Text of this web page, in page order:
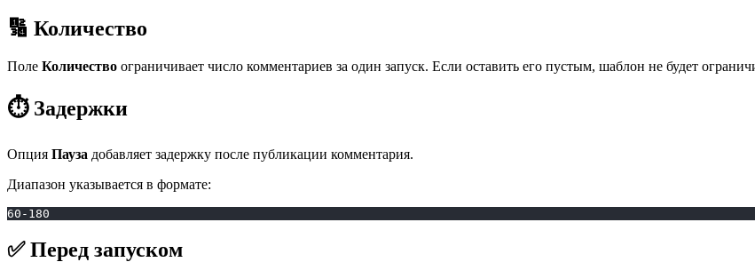
🔢 Количество
Поле Количество ограничивает число комментариев за один запуск. Если оставить его пустым, шаблон не будет
⏱️ Задержки
Опция Пауза добавляет задержку после публикации комментария.
Диапазон указывается в формате:
60-180
✅ Перед запуском